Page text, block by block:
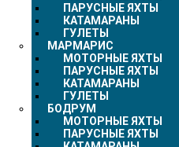
ПАРУСНЫЕ ЯХТЫ
КАТАМАРАНЫ
ГУЛЕТЫ
МАРМАРИС
МОТОРНЫЕ ЯХТЫ
ПАРУСНЫЕ ЯХТЫ
КАТАМАРАНЫ
ГУЛЕТЫ
БОДРУМ
МОТОРНЫЕ ЯХТЫ
ПАРУСНЫЕ ЯХТЫ